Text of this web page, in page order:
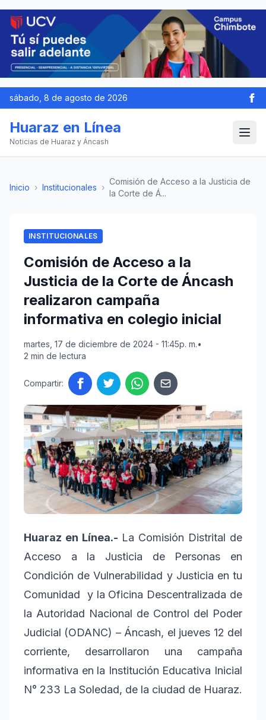
sábado, 8 de agosto de 2026
Huaraz en Línea
Noticias de Huaraz y Áncash
Inicio › Institucionales ›
Comisión de Acceso a la Justicia de
la Corte de Á...
INSTITUCIONALES
Comisión de Acceso a la
Justicia de la Corte de Áncash
realizaron campaña
informativa en colegio inicial
martes, 17 de diciembre de 2024 - 11:45p. m.•
2 min de lectura
Compartir:
Huaraz en Línea.- La Comisión Distrital de
Acceso a la Justicia de Personas en
Condición de Vulnerabilidad y Justicia en tu
Comunidad y la Oficina Descentralizada de
la Autoridad Nacional de Control del Poder
Judicial (ODANC) – Áncash, el jueves 12 del
corriente, desarrollaron una campaña
informativa en la Institución Educativa Inicial
N° 233 La Soledad, de la ciudad de Huaraz.